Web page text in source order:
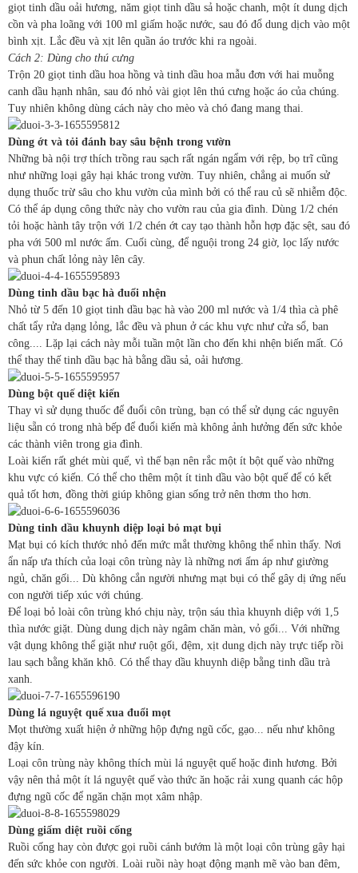
giọt tinh dầu oải hương, năm giọt tinh dầu sả hoặc chanh, một ít dung dịch
cồn và pha loãng với 100 ml giấm hoặc nước, sau đó đổ dung dịch vào một
bình xịt. Lắc đều và xịt lên quần áo trước khi ra ngoài.
Cách 2: Dùng cho thú cưng
Trộn 20 giọt tinh dầu hoa hồng và tinh dầu hoa mẫu đơn với hai muỗng
canh dầu hạnh nhân, sau đó nhỏ vài giọt lên thú cưng hoặc áo của chúng.
Tuy nhiên không dùng cách này cho mèo và chó đang mang thai.
Dùng ớt và tỏi đánh bay sâu bệnh trong vườn
Những bà nội trợ thích trồng rau sạch rất ngán ngẩm với rệp, bọ trĩ cũng
như những loại gây hại khác trong vườn. Tuy nhiên, chẳng ai muốn sử
dụng thuốc trừ sâu cho khu vườn của mình bởi có thể rau củ sẽ nhiễm độc.
Có thể áp dụng công thức này cho vườn rau của gia đình. Dùng 1/2 chén
tỏi hoặc hành tây trộn với 1/2 chén ớt cay tạo thành hỗn hợp đặc sệt, sau đó
pha với 500 ml nước ấm. Cuối cùng, để nguội trong 24 giờ, lọc lấy nước
và phun chất lỏng này lên cây.
Dùng tinh dầu bạc hà đuổi nhện
Nhỏ từ 5 đến 10 giọt tinh dầu bạc hà vào 200 ml nước và 1/4 thìa cà phê
chất tẩy rửa dạng lỏng, lắc đều và phun ở các khu vực như cửa sổ, ban
công.... Lặp lại cách này mỗi tuần một lần cho đến khi nhện biến mất. Có
thể thay thế tinh dầu bạc hà bằng dầu sả, oải hương.
Dùng bột quế diệt kiến
Thay vì sử dụng thuốc để đuổi côn trùng, bạn có thể sử dụng các nguyên
liệu sẵn có trong nhà bếp để đuổi kiến mà không ảnh hưởng đến sức khỏe
các thành viên trong gia đình.
Loài kiến rất ghét mùi quế, vì thế bạn nên rắc một ít bột quế vào những
khu vực có kiến. Có thể cho thêm một ít tinh dầu vào bột quế để có kết
quả tốt hơn, đồng thời giúp không gian sống trở nên thơm tho hơn.
Dùng tinh dầu khuynh diệp loại bỏ mạt bụi
Mạt bụi có kích thước nhỏ đến mức mắt thường không thể nhìn thấy. Nơi
ẩn nấp ưa thích của loại côn trùng này là những nơi ấm áp như giường
ngủ, chăn gối... Dù không cắn người nhưng mạt bụi có thể gây dị ứng nếu
con người tiếp xúc với chúng.
Để loại bỏ loài côn trùng khó chịu này, trộn sáu thìa khuynh diệp với 1,5
thìa nước giặt. Dùng dung dịch này ngâm chăn màn, vỏ gối... Với những
vật dụng không thể giặt như ruột gối, đệm, xịt dung dịch này trực tiếp rồi
lau sạch bằng khăn khô. Có thể thay dầu khuynh diệp bằng tinh dầu trà
xanh.
Dùng lá nguyệt quế xua đuổi mọt
Mọt thường xuất hiện ở những hộp đựng ngũ cốc, gạo... nếu như không
đậy kín.
Loại côn trùng này không thích mùi lá nguyệt quế hoặc đinh hương. Bởi
vậy nên thả một ít lá nguyệt quế vào thức ăn hoặc rải xung quanh các hộp
đựng ngũ cốc để ngăn chặn mọt xâm nhập.
Dùng giấm diệt ruồi cống
Ruồi cống hay còn được gọi ruồi cánh bướm là một loại côn trùng gây hại
đến sức khỏe con người. Loài ruồi này hoạt động mạnh mẽ vào ban đêm,